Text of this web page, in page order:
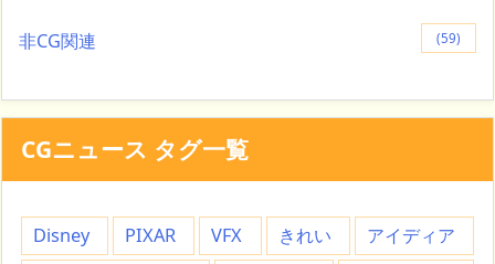
非CG関連 (59)
CGニュース タグ一覧
Disney PIXAR VFX きれい
アイディア